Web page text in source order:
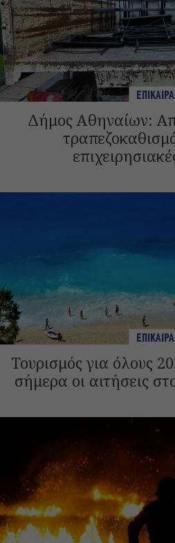
ΕΠΙΚΑΙΡΑ
Δήμος Αθηναίων:
ΕΠΙΚΑΙΡΑ
Τουρισμός για όλους
σήμερα οι αιτήσεις